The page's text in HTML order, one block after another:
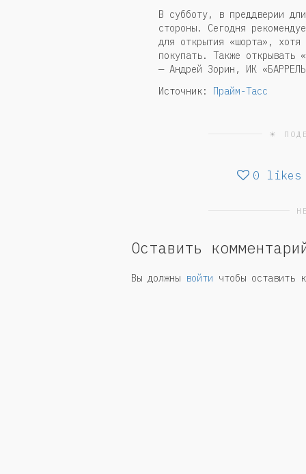
В субботу, в преддверии
стороны. Сегодня
для открытия «шорта», хотя
покупать. Также открывать
— Андрей Зорин, ИК
Источник: Прайм-Тасс
☀
0 likes
Оставить
Вы должны войти чтобы оставить